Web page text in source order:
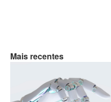
Mais recentes